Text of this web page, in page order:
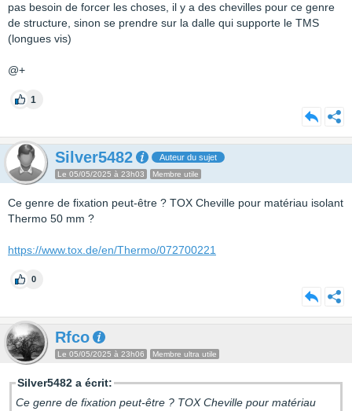
pas besoin de forcer les choses, il y a des chevilles pour ce genre
de structure, sinon se prendre sur la dalle qui supporte le TMS
(longues vis)
@+
1
Silver5482 Auteur du sujet
Le 05/05/2025 à 23h03 Membre utile
Ce genre de fixation peut-être ? TOX Cheville pour matériau isolant
Thermo 50 mm ?
https://www.tox.de/en/Thermo/072700221
0
Rfco
Le 05/05/2025 à 23h06 Membre ultra utile
Silver5482 a écrit:
Ce genre de fixation peut-être ? TOX Cheville pour matériau